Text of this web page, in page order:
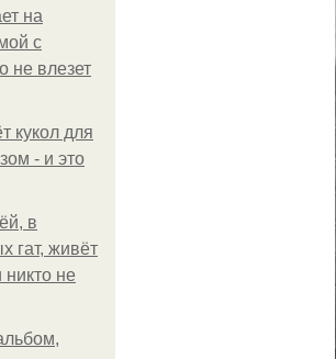
на
с
не влезет
кукол для
- и это
в
гат, живёт
никто не